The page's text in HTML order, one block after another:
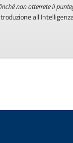
non otterrete il